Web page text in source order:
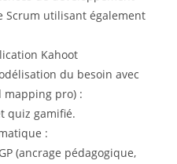
utilisant également
Kahoot
du besoin avec
mapping pro) :
quiz gamifié.
:
(ancrage pédagogique,